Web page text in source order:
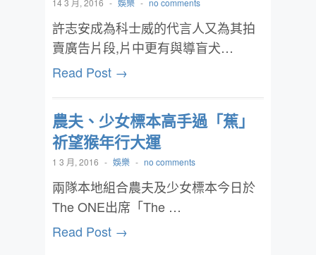
14 3 月, 2016 - 娛樂 - no comments
許志安成為科士威的代言人又為其拍
賣廣告片段,片中更有與導盲犬…
Read Post →
農夫、少女標本高手過「蕉」
祈望猴年行大運
1 3 月, 2016 - 娛樂 - no comments
兩隊本地組合農夫及少女標本今日於
The ONE出席「The …
Read Post →